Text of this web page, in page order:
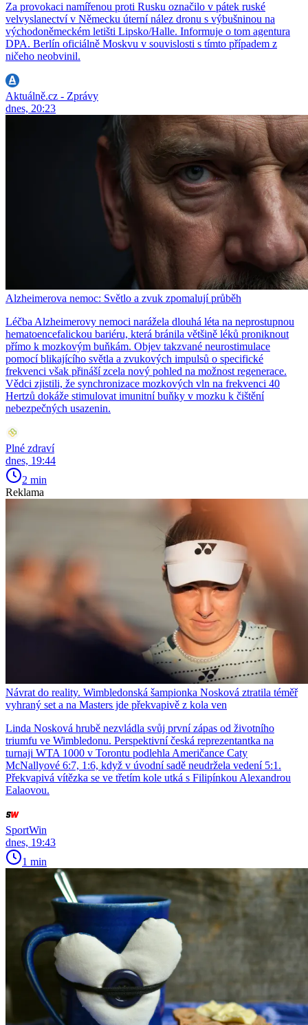
Za provokaci namířenou proti Rusku označilo v pátek ruské
velvyslanectví v Německu úterní nález dronu s výbušninou na
východoněmeckém letišti Lipsko/Halle. Informuje o tom agentura
DPA. Berlín oficiálně Moskvu v souvislosti s tímto případem z
ničeho neobvinil.
Aktuálně.cz - Zprávy
dnes, 20:23
Alzheimerova nemoc: Světlo a zvuk zpomalují průběh
Léčba Alzheimerovy nemoci narážela dlouhá léta na neprostupnou
hematoencefalickou bariéru, která bránila většině léků proniknout
přímo k mozkovým buňkám. Objev takzvané neurostimulace
pomocí blikajícího světla a zvukových impulsů o specifické
frekvenci však přináší zcela nový pohled na možnost regenerace.
Vědci zjistili, že synchronizace mozkových vln na frekvenci 40
Hertzů dokáže stimulovat imunitní buňky v mozku k čištění
nebezpečných usazenin.
Plné zdraví
dnes, 19:44
2 min
Reklama
Návrat do reality. Wimbledonská šampionka Nosková ztratila téměř
vyhraný set a na Masters jde překvapivě z kola ven
Linda Nosková hrubě nezvládla svůj první zápas od životního
triumfu ve Wimbledonu. Perspektivní česká reprezentantka na
turnaji WTA 1000 v Torontu podlehla Američance Caty
McNallyové 6:7, 1:6, když v úvodní sadě neudržela vedení 5:1.
Překvapivá vítězka se ve třetím kole utká s Filipínkou Alexandrou
Ealaovou.
SportWin
dnes, 19:43
1 min